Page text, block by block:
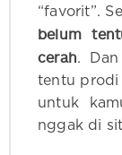
“favorit”.
belum
cerah.
tentu prodi
untuk
nggak di